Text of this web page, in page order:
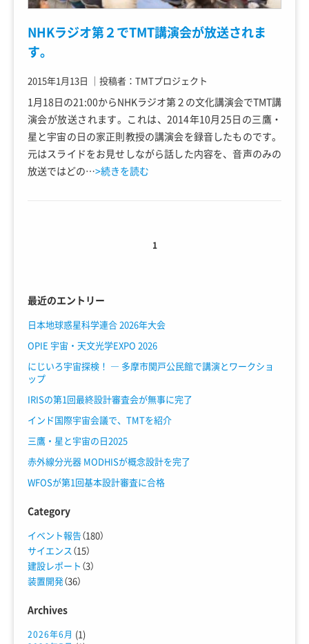
NHKラジオ第２でTMT講演会が放送されま
す。
2015年1月13日 ｜ 投稿者：TMTプロジェクト
1月18日の21:00からNHKラジオ第２の文化講演会でTMT講
演会が放送されます。これは、2014年10月25日の三鷹・
星と宇宙の日の家正則教授の講演会を録音したものです。
元はスライドをお見せしながら話した内容を、音声のみの
放送ではどの…>続きを読む
1
最近のエントリー
日本地球惑星科学連合 2026年大会
OPIE 宇宙・天文光学EXPO 2026
にじいろ宇宙探検！ ― 多摩市関戸公民館で講演とワークショ
ップ
IRISの第1回最終設計審査会が無事に完了
インド国際宇宙会議で、TMTを紹介
三鷹・星と宇宙の日2025
赤外線分光器 MODHISが概念設計を完了
WFOSが第1回基本設計審査に合格
Category
イベント報告（180）
サイエンス （15）
建設レポート （3）
装置開発（36）
Archives
2026年6月 (1)